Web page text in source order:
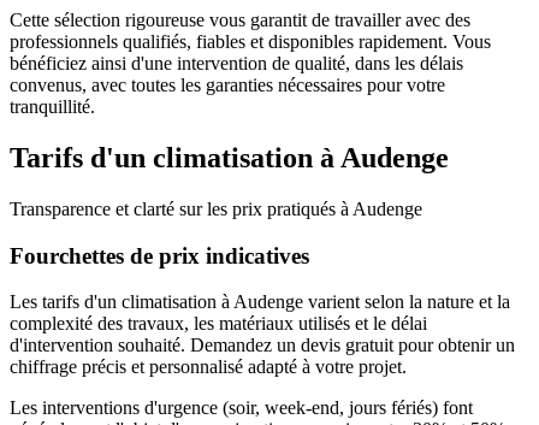
Cette sélection rigoureuse vous garantit de travailler avec des
professionnels qualifiés, fiables et disponibles rapidement. Vous
bénéficiez ainsi d'une intervention de qualité, dans les délais
convenus, avec toutes les garanties nécessaires pour votre
tranquillité.
Tarifs d'un climatisation à Audenge
Transparence et clarté sur les prix pratiqués à Audenge
Fourchettes de prix indicatives
Les tarifs d'un climatisation à Audenge varient selon la nature et la
complexité des travaux, les matériaux utilisés et le délai
d'intervention souhaité. Demandez un devis gratuit pour obtenir un
chiffrage précis et personnalisé adapté à votre projet.
Les interventions d'urgence (soir, week-end, jours fériés) font